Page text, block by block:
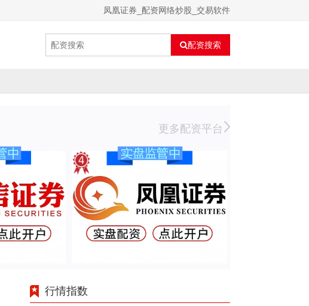
凤凰证券_配资网络炒股_交易软件
配资搜索
更多配资平台
行情指数